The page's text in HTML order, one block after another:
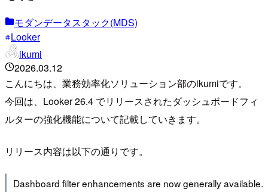
モダンデータスタック(MDS)
Looker
ikumi
2026.03.12
こんにちは、業務効率化ソリューション部のikumiです。
今回は、Looker 26.4 でリリースされたダッシュボードフィ
ルターの強化機能について記載していきます。
リリース内容は以下の通りです。
Dashboard filter enhancements are now generally available.